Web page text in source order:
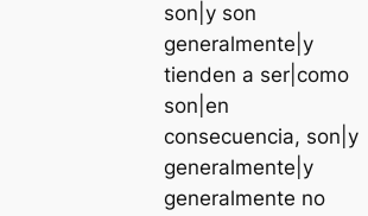
son|y son
generalmente|y
tienden a ser|como
son|en
consecuencia, son|y
generalmente|y
generalmente no